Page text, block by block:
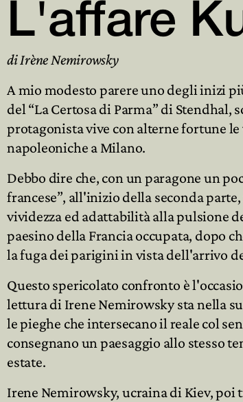
L'affare
di Irène Nemirowsky
A mio modesto parere uno degli inizi
del “La Certosa di Parma” di
protagonista vive con alterne fortune
napoleoniche a Milano.
Debbo dire che, con un paragone un
francese”, all'inizio della seconda
vividezza ed adattabilità alla pulsione
paesino della Francia occupata, dopo
la fuga dei parigini in vista dell'arrivo
Questo spericolato confronto è
lettura di Irene Nemirowsky sta nella
le pieghe che intersecano il reale col
consegnano un paesaggio allo stesso
estate.
Irene Nemirowsky, ucraina di Kiev, poi